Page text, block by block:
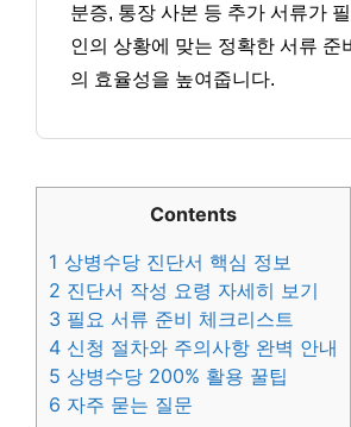
분증, 통장 사본 등 추가 서류가
인의 상황에 맞는 정확한 서류 준
의 효율성을 높여줍니다.
Contents
1 상병수당 진단서 핵심 정보
2 진단서 작성 요령 자세히 보기
3 필요 서류 준비 체크리스트
4 신청 절차와 주의사항 완벽 안내
5 상병수당 200% 활용 꿀팁
6 자주 묻는 질문